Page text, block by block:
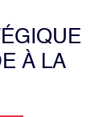
C
LA D